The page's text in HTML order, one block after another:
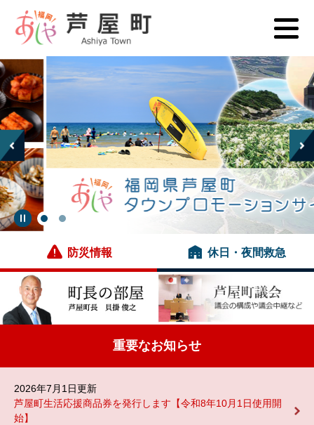
先
頭
で
す
。
を
飛
ば
し
て
文
へ
本
文
防災情報 休日・夜間救急
重要なお知らせ
2026年7月1日更新
芦屋町生活応援商品券を発行します【令和8年10月1日使用開
始】